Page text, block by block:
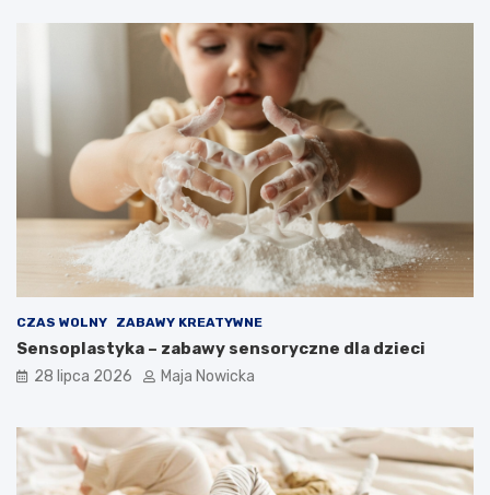
CZAS WOLNY ZABAWY KREATYWNE
Sensoplastyka – zabawy sensoryczne dla dzieci
28 lipca 2026 Maja Nowicka